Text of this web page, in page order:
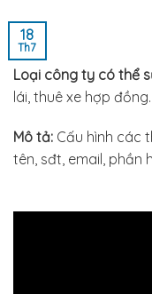
18
Th7
Loại công ty có thể
lái, thuê xe hợp đồng.
Mô tả: Cấu hình các
tên, sđt, email, phần